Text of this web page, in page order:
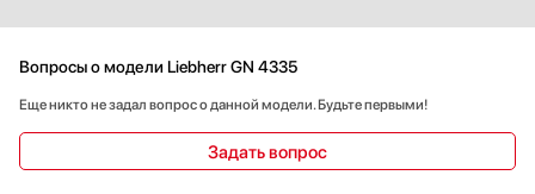
Вопросы о модели Liebherr GN 4335
Еще никто не задал вопрос о данной модели. Будьте первыми!
Задать вопрос